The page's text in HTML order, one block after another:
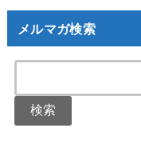
メルマガ検索